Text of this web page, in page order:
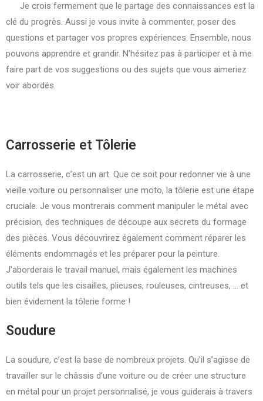
Je crois fermement que le partage des connaissances est la
clé du progrès. Aussi je vous invite à commenter, poser des
questions et partager vos propres expériences. Ensemble, nous
pouvons apprendre et grandir. N’hésitez pas à participer et à me
faire part de vos suggestions ou des sujets que vous aimeriez
voir abordés.
Carrosserie et Tôlerie
La carrosserie, c’est un art. Que ce soit pour redonner vie à une
vieille voiture ou personnaliser une moto, la tôlerie est une étape
cruciale. Je vous montrerais comment manipuler le métal avec
précision, des techniques de découpe aux secrets du formage
des pièces. Vous découvrirez également comment réparer les
éléments endommagés et les préparer pour la peinture.
J’aborderais le travail manuel, mais également les machines
outils tels que les cisailles, plieuses, rouleuses, cintreuses, … et
bien évidement la tôlerie forme !
Soudure
La soudure, c’est la base de nombreux projets. Qu’il s’agisse de
travailler sur le châssis d’une voiture ou de créer une structure
en métal pour un projet personnalisé, je vous guiderais à travers